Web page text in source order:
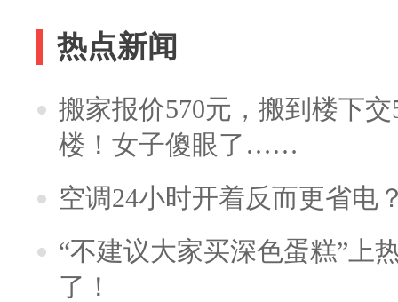
热点新闻
搬家报价570元，搬到楼下
楼！女子傻眼了……
空调24小时开着反而更省电
“不建议大家买深色蛋糕”上
了！